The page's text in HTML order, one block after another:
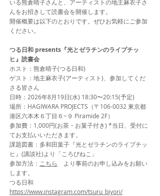
いる熊倉晴子さんと、アーティストの地主麻衣子さ
んをお招きして読書会を開催します。
開催概要は以下のとおりです。ぜひお気軽にご参加
ください。
つる日和 presents『光とゼラチンのライプチッ
ヒ』読書会
ホスト：熊倉晴子(つる日和)
ゲスト：地主麻衣子(アーティスト)、参加してくだ
さる皆さん
日時：2026年8月19日(水) 18:30〜20:15(予定)
場所：HAGIWARA PROJECTS（〒106-0032 東京都
港区六本木６丁目６−９ Piramide 2F）
参加費：1,000円(お茶・お菓子付き) *当日、受付に
てお支払いいただきます。
課題図書：多和田葉子『光とゼラチンのライプチッ
ヒ』(講談社)より「ころびねこ」
参加方法： こちら
より事前のお申し込みをお願い
します。
​つる日和
https://www.instagram.com/tsuru_biyori/